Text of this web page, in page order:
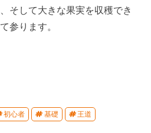
そして大きな果実を収穫でき
参ります。
初心者 基礎 王道